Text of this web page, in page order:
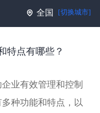
全国 [切换城市]
特点有哪些？
业有效管理和控制
种功能和特点，以